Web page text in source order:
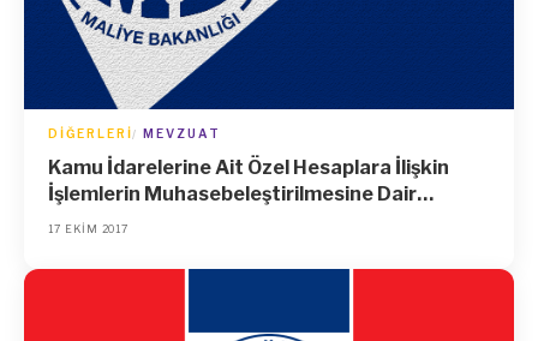
DIĞERLERI MEVZUAT
Kamu İdarelerine Ait Özel Hesaplara İlişkin
İşlemlerin Muhasebeleştirilmesine Dair
Yönetmelik
17 EKIM 2017